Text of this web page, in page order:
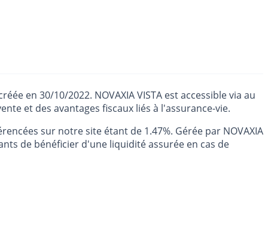
en 30/10/2022. NOVAXIA VISTA est accessible via au
et des avantages fiscaux liés à l'assurance-vie.
sur notre site étant de 1.47%. Gérée par NOVAXIA
de bénéficier d'une liquidité assurée en cas de